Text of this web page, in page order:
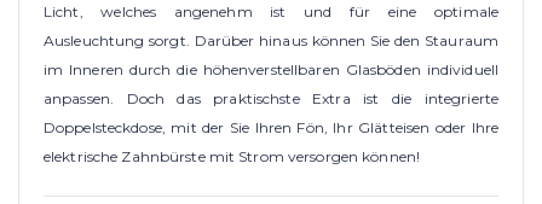
Licht, welches angenehm ist und für eine optimale
Ausleuchtung sorgt. Darüber hinaus können Sie den Stauraum
im Inneren durch die höhenverstellbaren Glasböden individuell
anpassen. Doch das praktischste Extra ist die integrierte
Doppelsteckdose, mit der Sie Ihren Fön, Ihr Glätteisen oder Ihre
elektrische Zahnbürste mit Strom versorgen können!